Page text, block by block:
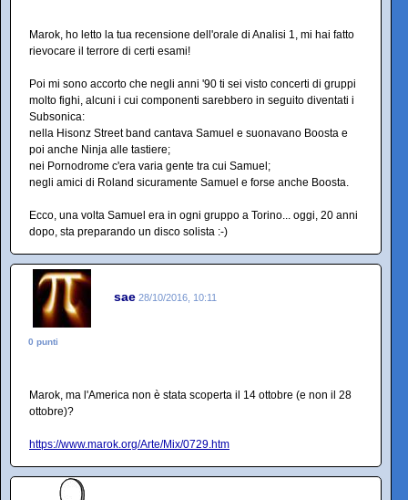
Marok, ho letto la tua recensione dell'orale di Analisi 1, mi hai fatto
rievocare il terrore di certi esami!
Poi mi sono accorto che negli anni '90 ti sei visto concerti di gruppi
molto fighi, alcuni i cui componenti sarebbero in seguito diventati i
Subsonica:
nella Hisonz Street band cantava Samuel e suonavano Boosta e
poi anche Ninja alle tastiere;
nei Pornodrome c'era varia gente tra cui Samuel;
negli amici di Roland sicuramente Samuel e forse anche Boosta.
Ecco, una volta Samuel era in ogni gruppo a Torino... oggi, 20 anni
dopo, sta preparando un disco solista :-)
sae 28/10/2016, 10:11
0 punti
Marok, ma l'America non è stata scoperta il 14 ottobre (e non il 28
ottobre)?
https://www.marok.org/Arte/Mix/0729.htm